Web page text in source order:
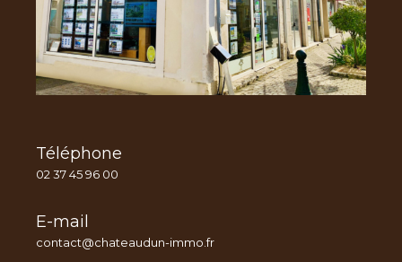
Téléphone
02 37 45 96 00
E-mail
contact@chateaudun-immo.fr